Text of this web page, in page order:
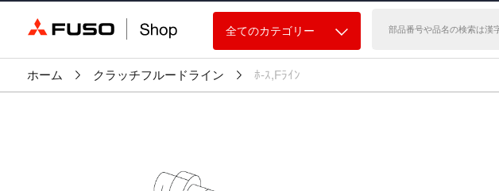
全てのカテゴリー
ホーム クラッチフルードライン ﾎ-ｽ,Fﾗｲﾝ